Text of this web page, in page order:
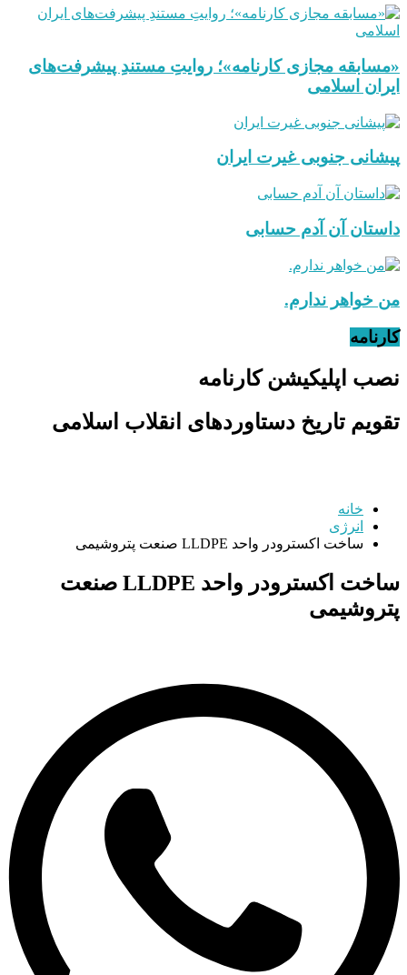
«مسابقه مجازی کارنامه»؛ روایتِ مستندِ پیشرفت‌های
ایران اسلامی
پیشانی جنوبی غیرت ایران
داستان آن آدم حسابی
من خواهر ندارم.
کارنامه
نصب اپلیکیشن کارنامه
تقویم تاریخ دستاوردهای انقلاب اسلامی
خانه
انرژی
ساخت اکسترودر واحد LLDPE صنعت پتروشیمی
ساخت اکسترودر واحد LLDPE صنعت
پتروشیمی